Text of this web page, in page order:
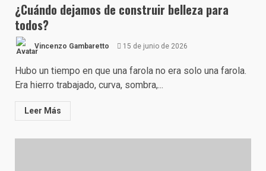
¿Cuándo dejamos de construir belleza para
todos?
Vincenzo Gambaretto 15 de junio de 2026
Hubo un tiempo en que una farola no era solo una farola.
Era hierro trabajado, curva, sombra,...
Leer Más